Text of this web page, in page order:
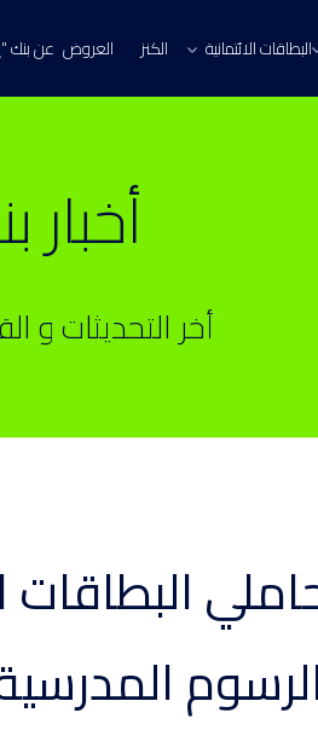
البطاقات الائتمانية الكنز العروض عن بنك
أخر التحديثات